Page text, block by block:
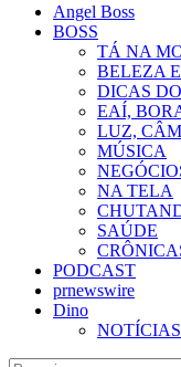
Angel Boss
BOSS
TÁ NA
BELEZA
DICAS
EAÍ,
LUZ,
MÚSICA
NA TELA
SAÚDE
PODCAST
prnewswire
Dino